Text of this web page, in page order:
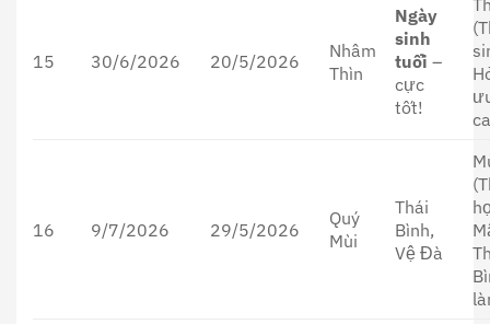
15 30/6/2026 20/5/2026
Nhâm
Thìn
Ngày
sinh
tuổi –
cực
tốt!
16 9/7/2026 29/5/2026
Quý
Mùi
Thái
Bình,
Vệ Đà